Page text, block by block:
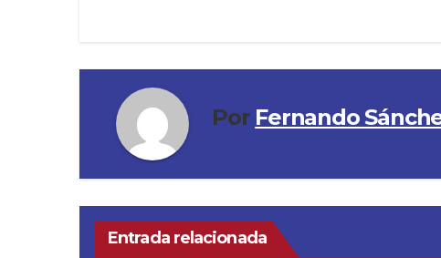
Por Fernando
Entrada relacionada